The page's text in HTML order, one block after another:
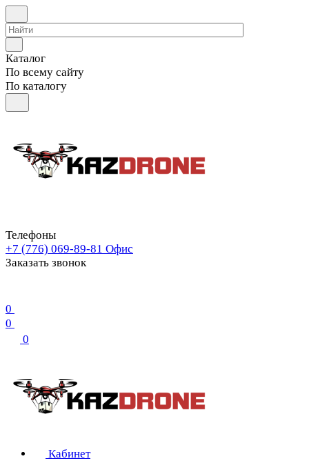
Каталог
По всему сайту
По каталогу
Телефоны
+7 (776) 069-89-81 Офис
Заказать звонок
0
0
0
Кабинет